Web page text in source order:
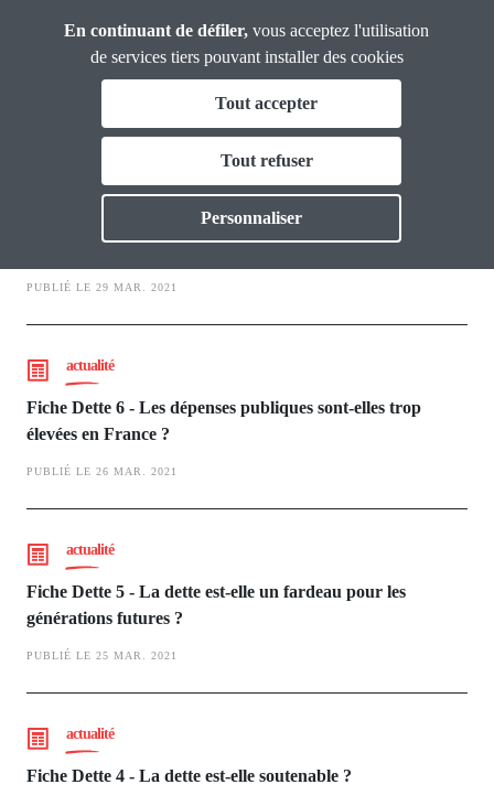
Analyses et
Propositions
Thématiques
Finances Publiques et Budget
PUBLIÉ LE 29 MAR. 2021
actualité
Fiche Dette 6 - Les dépenses publiques sont-elles trop
élevées en France ?
PUBLIÉ LE 26 MAR. 2021
actualité
Fiche Dette 5 - La dette est-elle un fardeau pour les
générations futures ?
PUBLIÉ LE 25 MAR. 2021
actualité
Fiche Dette 4 - La dette est-elle soutenable ?
En continuant de défiler, vous acceptez l'utilisation
de services tiers pouvant installer des cookies
Tout accepter
Tout refuser
Personnaliser